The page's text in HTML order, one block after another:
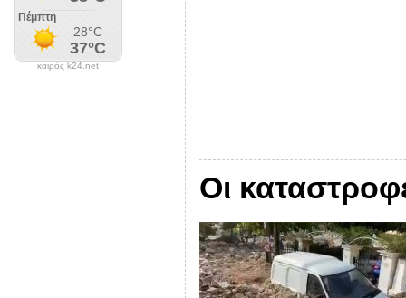
καιρός k24.net
Οι